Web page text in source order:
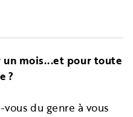
un mois...et pour toute
?
vous du genre à vous